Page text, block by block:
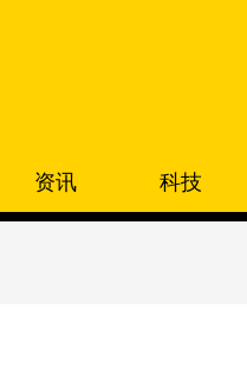
资讯 科技